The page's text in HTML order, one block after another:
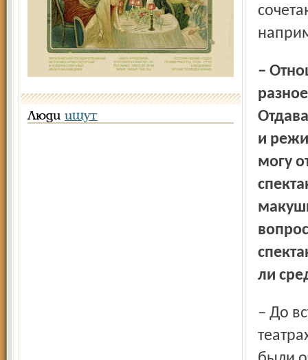
Люди ищут
– Отношение к спектаклю «Екатерина Ивановна» очень
и
могу
ли
– До встречи с режиссёром Марчелли я работала в разных